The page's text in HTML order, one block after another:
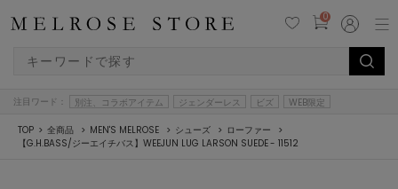
0
注目ワード： 別注、コラボアイテム ジェンダーレス ビズ WEB限定
TOP 全商品 MEN'S MELROSE シューズ
ローファー
【G.H.BASS/ジーエイチバス】WEEJUN LUG LARSON SUEDE - 11512